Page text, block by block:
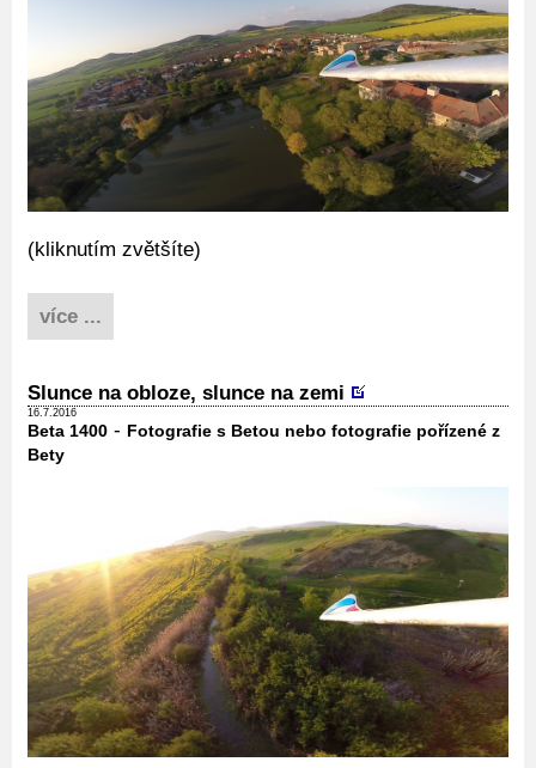
(kliknutím zvětšíte)
více ...
Slunce na obloze, slunce na zemi
16.7.2016
Beta 1400 - Fotografie s Betou nebo fotografie pořízené z
Bety